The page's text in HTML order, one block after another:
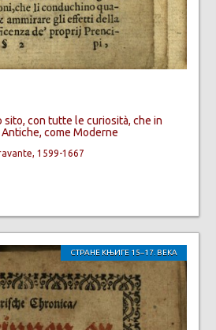
sito, con tutte le curiosità, che in
come Moderne
1599-1667
СТРАНЕ КЊИГЕ 15–17. ВЕКА